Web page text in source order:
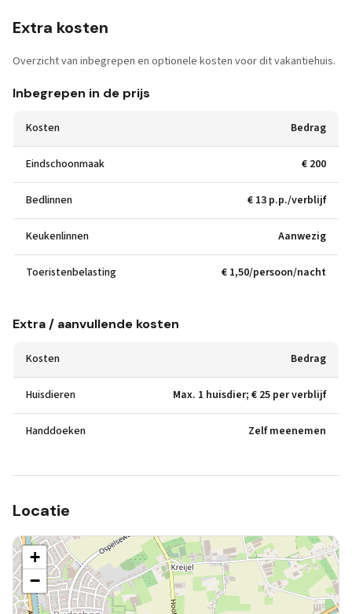
Extra kosten
Overzicht van inbegrepen en optionele kosten voor dit vakantiehuis.
Inbegrepen in de prijs
Kosten Bedrag
Eindschoonmaak € 200
Bedlinnen € 13 p.p./verblijf
Keukenlinnen Aanwezig
Toeristenbelasting € 1,50/persoon/nacht
Extra / aanvullende kosten
Kosten Bedrag
Huisdieren Max. 1 huisdier; € 25 per verblijf
Handdoeken Zelf meenemen
Locatie
+
−